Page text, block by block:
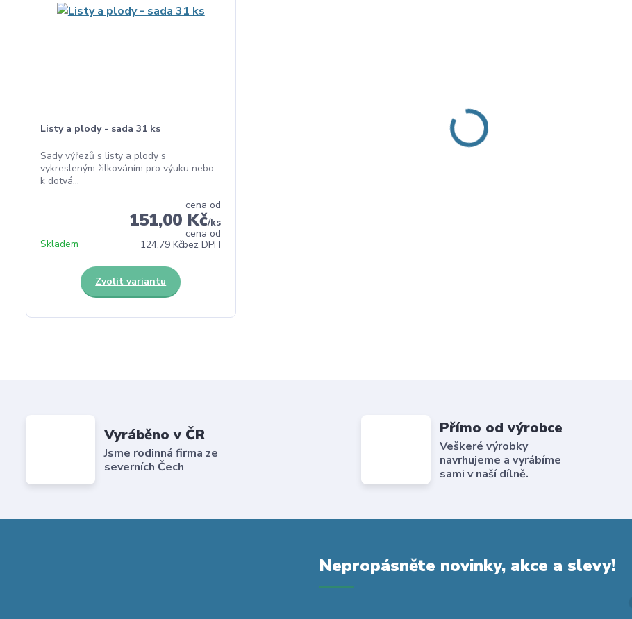
Listy a plody - sada 31 ks
Sady výřezů s listy a plody s
vykresleným žilkováním pro výuku nebo
k dotvá...
cena od
151,00 Kč/ks
cena od
124,79 Kčbez DPH
Skladem
Zvolit variantu
Vyráběno v ČR
Jsme rodinná firma ze
severních Čech
Přímo od výrobce
Veškeré výrobky
navrhujeme a vyrábíme
sami v naší dílně.
Nepropásněte novinky, akce a slevy!